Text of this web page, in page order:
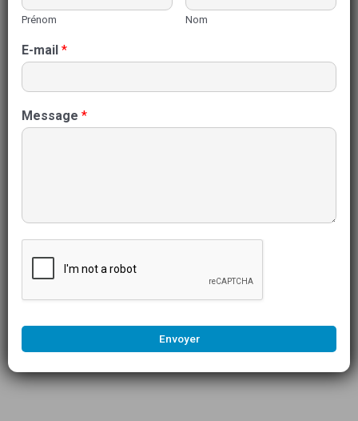
Prénom Nom
E-mail *
Message *
Envoyer